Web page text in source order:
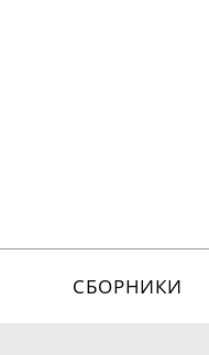
СБОРНИКИ